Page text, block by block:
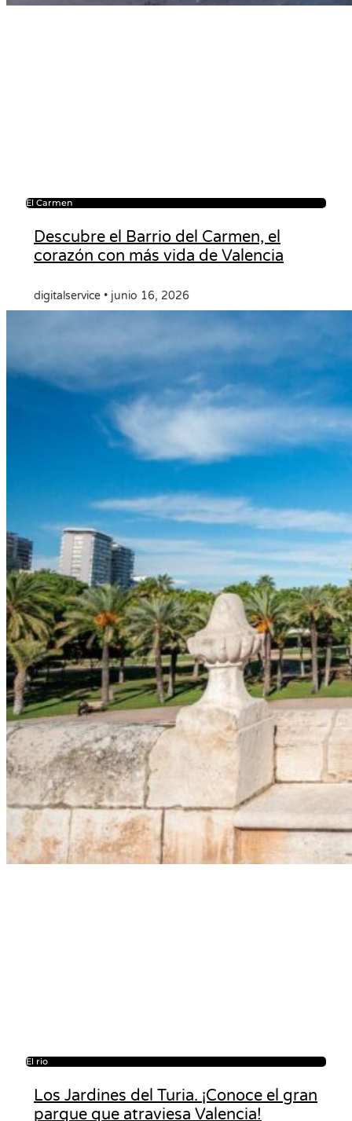
El Carmen
Descubre el Barrio del Carmen, el
corazón con más vida de Valencia
digitalservice junio 16, 2026
El rio
Los Jardines del Turia. ¡Conoce el gran
parque que atraviesa Valencia!